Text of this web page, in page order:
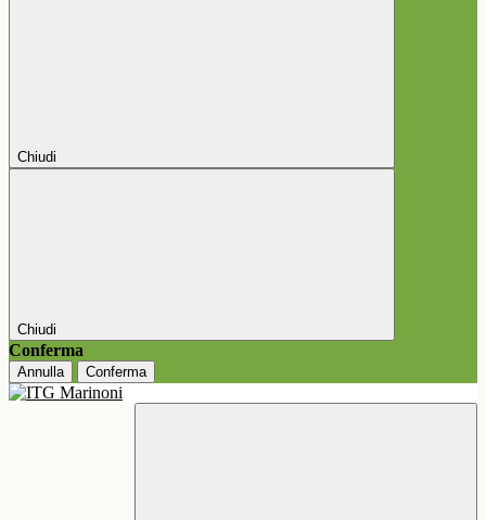
Chiudi
Chiudi
Conferma
Annulla Conferma